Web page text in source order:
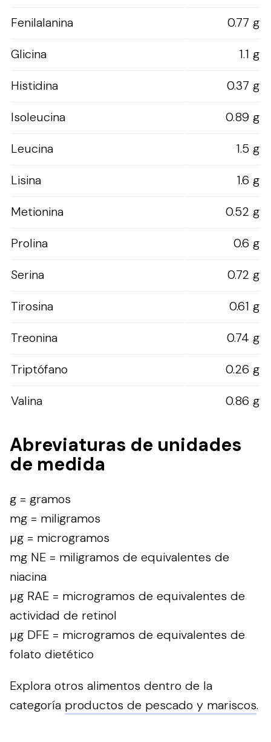
Fenilalanina
0.77 g
Glicina
1.1 g
Histidina
0.37 g
Isoleucina
0.89 g
Leucina
1.5 g
Lisina
1.6 g
Metionina
0.52 g
Prolina
0.6 g
Serina
0.72 g
Tirosina
0.61 g
Treonina
0.74 g
Triptófano
0.26 g
Valina
0.86 g
Abreviaturas de unidades
de medida
g = gramos
mg = miligramos
µg = microgramos
mg NE = miligramos de equivalentes de
niacina
µg RAE = microgramos de equivalentes de
actividad de retinol
µg DFE = microgramos de equivalentes de
folato dietético
Explora otros alimentos dentro de la
categoría productos de pescado y mariscos.